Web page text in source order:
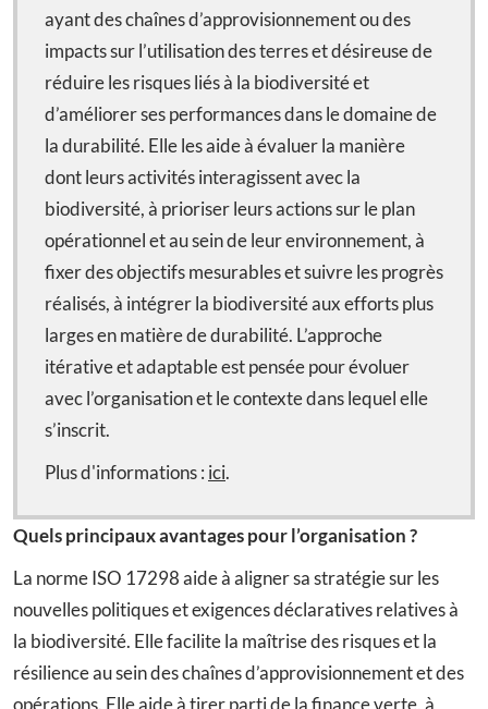
ayant des chaînes d’approvisionnement ou des
impacts sur l’utilisation des terres et désireuse de
réduire les risques liés à la biodiversité et
d’améliorer ses performances dans le domaine de
la durabilité. Elle les aide à évaluer la manière
dont leurs activités interagissent avec la
biodiversité, à prioriser leurs actions sur le plan
opérationnel et au sein de leur environnement, à
fixer des objectifs mesurables et suivre les progrès
réalisés, à intégrer la biodiversité aux efforts plus
larges en matière de durabilité. L’approche
itérative et adaptable est pensée pour évoluer
avec l’organisation et le contexte dans lequel elle
s’inscrit.
Plus d'informations : ici.
Quels principaux avantages pour l’organisation ?
La norme ISO 17298 aide à aligner sa stratégie sur les
nouvelles politiques et exigences déclaratives relatives à
la biodiversité. Elle facilite la maîtrise des risques et la
résilience au sein des chaînes d’approvisionnement et des
opérations. Elle aide à tirer parti de la finance verte, à